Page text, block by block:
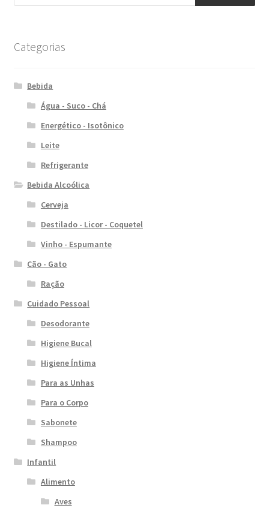
Categorias
Bebida
Água - Suco - Chá
Energético - Isotônico
Leite
Refrigerante
Bebida Alcoólica
Cerveja
Destilado - Licor - Coquetel
Vinho - Espumante
Cão - Gato
Ração
Cuidado Pessoal
Desodorante
Higiene Bucal
Higiene Íntima
Para as Unhas
Para o Corpo
Sabonete
Shampoo
Infantil
Alimento
Aves